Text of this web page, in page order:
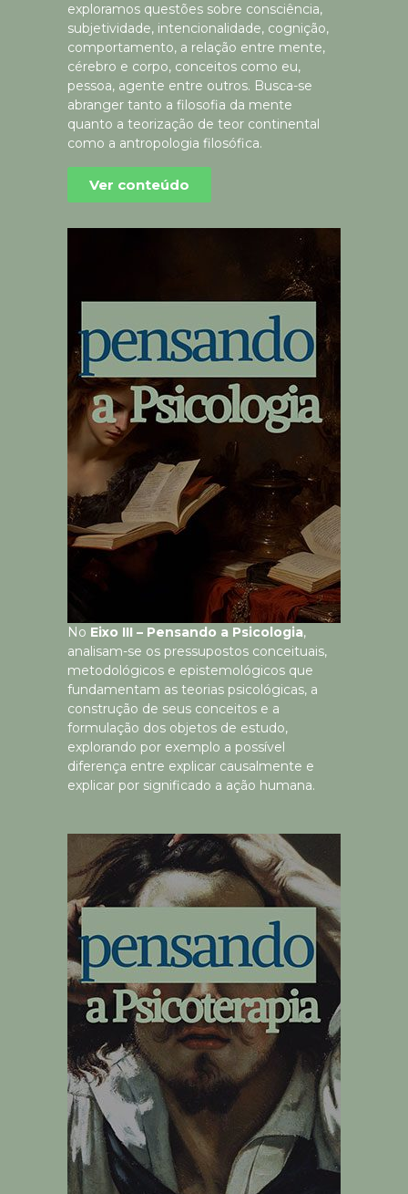
exploramos questões sobre consciência,
subjetividade, intencionalidade, cognição,
comportamento, a relação entre mente,
cérebro e corpo, conceitos como eu,
pessoa, agente entre outros. Busca-se
abranger tanto a filosofia da mente
quanto a teorização de teor continental
como a antropologia filosófica.
Ver conteúdo
No Eixo III – Pensando a Psicologia,
analisam-se os pressupostos conceituais,
metodológicos e epistemológicos que
fundamentam as teorias psicológicas, a
construção de seus conceitos e a
formulação dos objetos de estudo,
explorando por exemplo a possível
diferença entre explicar causalmente e
explicar por significado a ação humana.